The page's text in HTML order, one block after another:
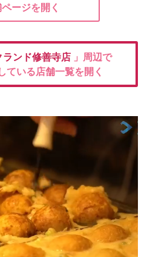
ージを開く
ランド修善寺店 」周辺で
ている店舗一覧を開く